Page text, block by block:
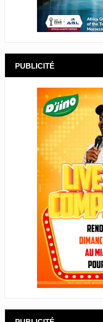
PUBLICITÉ